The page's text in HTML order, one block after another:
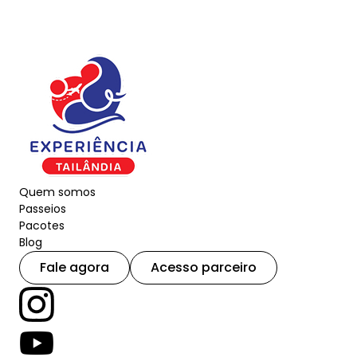
Quem somos
Passeios
Pacotes
Blog
Fale agora Acesso parceiro